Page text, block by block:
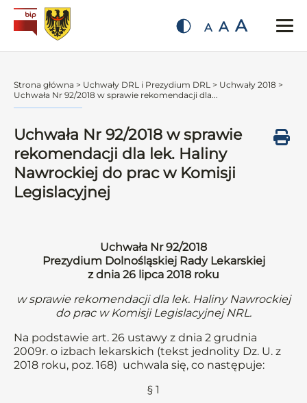
A A A
Strona główna > Uchwały DRL i Prezydium DRL > Uchwały 2018 >
Uchwała Nr 92/2018 w sprawie rekomendacji dla...
Uchwała Nr 92/2018 w sprawie
rekomendacji dla lek. Haliny
Nawrockiej do prac w Komisji
Legislacyjnej
Uchwała Nr 92/2018
Prezydium Dolnośląskiej Rady Lekarskiej
z dnia 26 lipca 2018 roku
w sprawie rekomendacji dla lek. Haliny Nawrockiej
do prac w Komisji Legislacyjnej NRL.
Na podstawie art. 26 ustawy z dnia 2 grudnia
2009r. o izbach lekarskich (tekst jednolity Dz. U. z
2018 roku, poz. 168) uchwala się, co następuje:
§ 1